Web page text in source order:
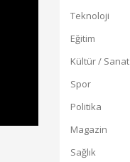
Teknoloji
Eğitim
Kültür / Sanat
Spor
Politika
Magazin
Sağlık